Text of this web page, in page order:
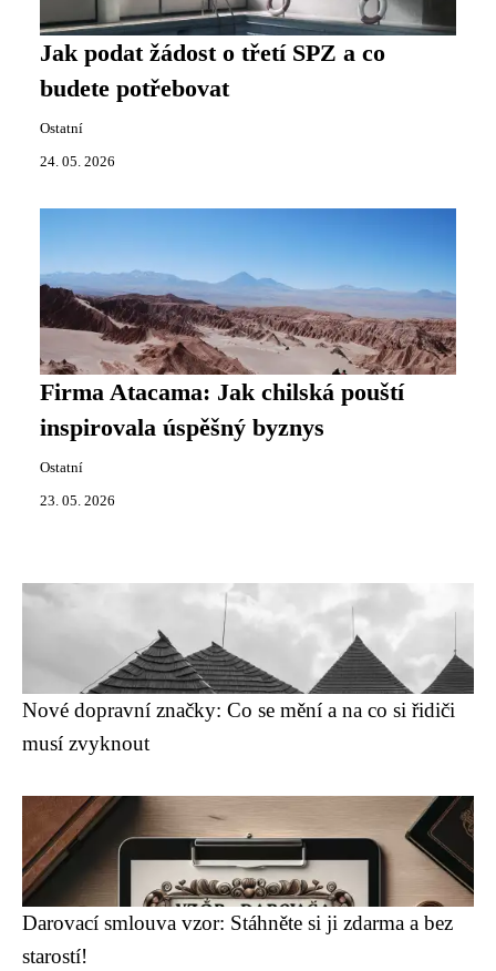
Jak podat žádost o třetí SPZ a co
budete potřebovat
Ostatní
24. 05. 2026
Firma Atacama: Jak chilská pouští
inspirovala úspěšný byznys
Ostatní
23. 05. 2026
Nové dopravní značky: Co se mění a na co si řidiči
musí zvyknout
Darovací smlouva vzor: Stáhněte si ji zdarma a bez
starostí!